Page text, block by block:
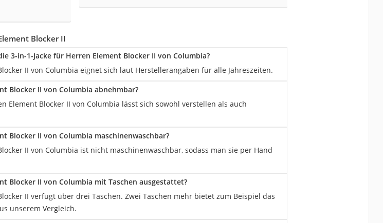
Blocker II
3-in-1-Jacke für Herren Element Blocker II von Columbia?
II von Columbia eignet sich laut Herstellerangaben für alle Jahreszeiten.
Blocker II von Columbia abnehmbar?
Element Blocker II von Columbia lässt sich sowohl verstellen als auch
Blocker II von Columbia maschinenwaschbar?
II von Columbia ist nicht maschinenwaschbar, sodass man sie per Hand
Blocker II von Columbia mit Taschen ausgestattet?
II verfügt über drei Taschen. Zwei Taschen mehr bietet zum Beispiel das
unserem Vergleich.